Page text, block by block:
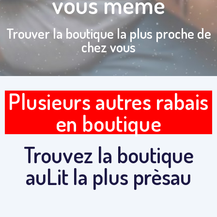
Trouver la boutique la plus proche de
chez vous
Plusieurs autres rabais
en boutique
Trouvez la boutique
auLit la plus prèsau